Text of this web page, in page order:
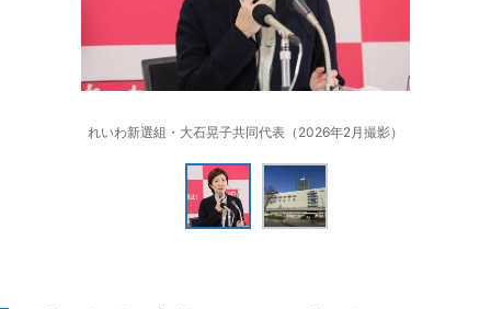
れいわ新選組・大石晃子共同代表（2026年2月撮影）